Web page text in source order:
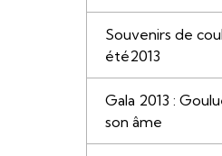
Souvenirs de
été2013
Gala 2013 :
son âme